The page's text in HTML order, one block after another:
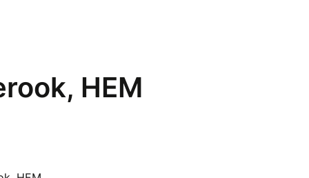
HEM